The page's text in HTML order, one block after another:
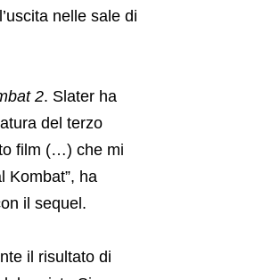
nelle sale di
2. Slater ha
del terzo
film (…) che mi
Kombat”, ha
il sequel.
il risultato di